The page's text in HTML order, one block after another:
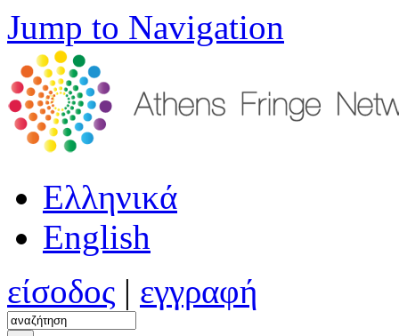
Jump to Navigation
Ελληνικά
English
είσοδος | εγγραφή